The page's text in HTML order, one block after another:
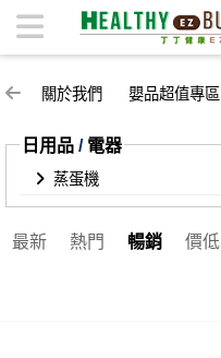
蒸蛋機 | 丁丁健康easy購
關於我們 嬰品超值專區
日用品 / 電器
蒸蛋機
最新 熱門 暢銷 價低